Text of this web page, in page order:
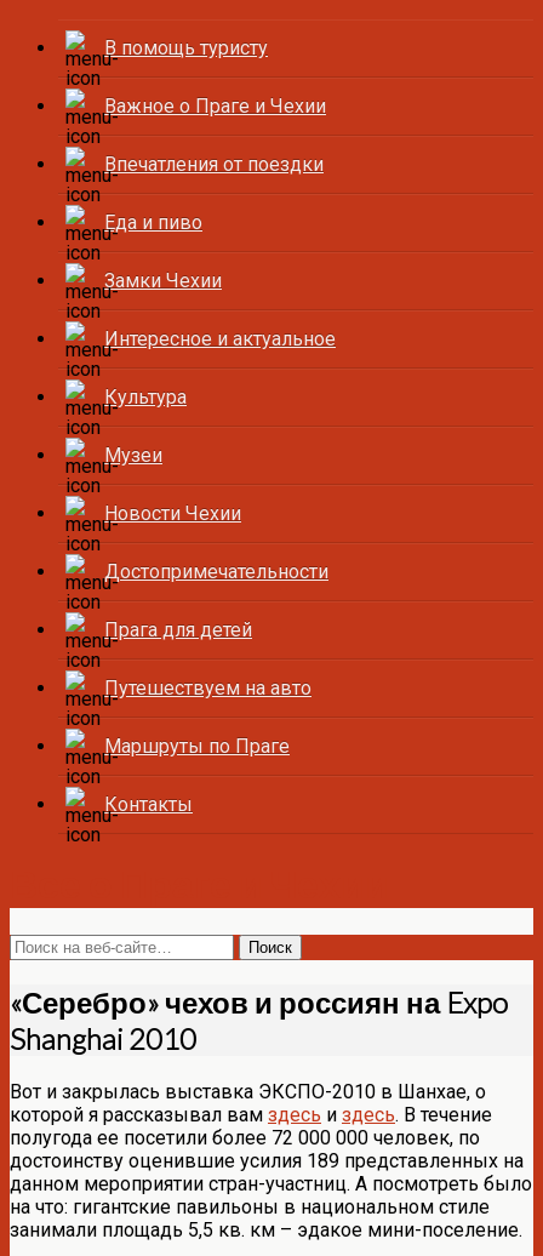
В помощь туристу
Важное о Праге и Чехии
Впечатления от поездки
Еда и пиво
Замки Чехии
Интересное и актуальное
Культура
Музеи
Новости Чехии
Достопримечательности
Прага для детей
Путешествуем на авто
Маршруты по Праге
Контакты
«Серебро» чехов и россиян на Expo
Shanghai 2010
Вот и закрылась выставка ЭКСПО-2010 в Шанхае, о
которой я рассказывал вам здесь и здесь. В течение
полугода ее посетили более 72 000 000 человек, по
достоинству оценившие усилия 189 представленных на
данном мероприятии стран-участниц. А посмотреть было
на что: гигантские павильоны в национальном стиле
занимали площадь 5,5 кв. км – эдакое мини-поселение.